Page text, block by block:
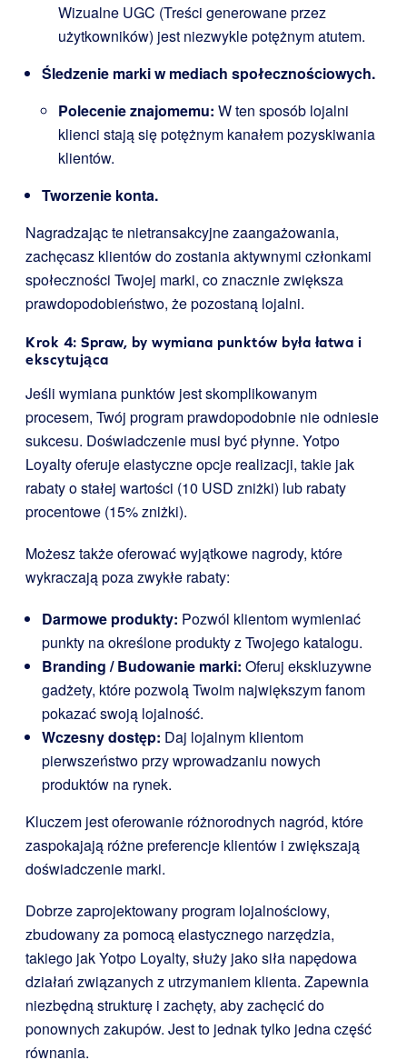
Wizualne UGC (Treści generowane przez
użytkowników) jest niezwykle potężnym atutem.
Śledzenie marki w mediach społecznościowych.
Polecenie znajomemu: W ten sposób lojalni
klienci stają się potężnym kanałem pozyskiwania
klientów.
Tworzenie konta.
Nagradzając te nietransakcyjne zaangażowania,
zachęcasz klientów do zostania aktywnymi członkami
społeczności Twojej marki, co znacznie zwiększa
prawdopodobieństwo, że pozostaną lojalni.
Krok 4: Spraw, by wymiana punktów była łatwa i
ekscytująca
Jeśli wymiana punktów jest skomplikowanym
procesem, Twój program prawdopodobnie nie odniesie
sukcesu. Doświadczenie musi być płynne. Yotpo
Loyalty oferuje elastyczne opcje realizacji, takie jak
rabaty o stałej wartości (10 USD zniżki) lub rabaty
procentowe (15% zniżki).
Możesz także oferować wyjątkowe nagrody, które
wykraczają poza zwykłe rabaty:
Darmowe produkty: Pozwól klientom wymieniać
punkty na określone produkty z Twojego katalogu.
Branding / Budowanie marki: Oferuj ekskluzywne
gadżety, które pozwolą Twoim największym fanom
pokazać swoją lojalność.
Wczesny dostęp: Daj lojalnym klientom
pierwszeństwo przy wprowadzaniu nowych
produktów na rynek.
Kluczem jest oferowanie różnorodnych nagród, które
zaspokajają różne preferencje klientów i zwiększają
doświadczenie marki.
Dobrze zaprojektowany program lojalnościowy,
zbudowany za pomocą elastycznego narzędzia,
takiego jak Yotpo Loyalty, służy jako siła napędowa
działań związanych z utrzymaniem klienta. Zapewnia
niezbędną strukturę i zachęty, aby zachęcić do
ponownych zakupów. Jest to jednak tylko jedna część
równania.